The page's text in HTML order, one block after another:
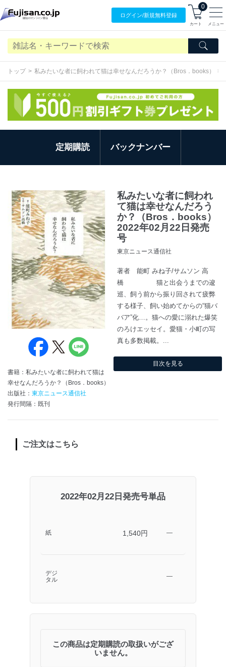
ログイン/新規無料登録
0
カート メニュー
トップ 私みたいな者に飼われて猫は幸せなんだろうか？（Bros．books）
定期購読 バックナンバー
書籍：私みたいな者に飼われて猫は
幸せなんだろうか？（Bros．books）
出版社： 東京ニュース通信社
発行間隔：既刊
私みたいな者に飼われ
て猫は幸せなんだろう
か？（Bros．books）
2022年02月22日発売
号
東京ニュース通信社
著者 能町 みね子/サムソン 高
橋 猫と出会うまでの逡
巡、飼う前から振り回されて疲弊
する様子、飼い始めてからの“猫バ
バア”化…。猫への愛に溺れた爆笑
のろけエッセイ。愛猫・小町の写
真も多数掲載。...
目次を見る
ご注文はこちら
2022年02月22日発売号単品
紙 1,540円 ―
デジ
タル
―
この商品は定期購読の取扱いがござ
いません。